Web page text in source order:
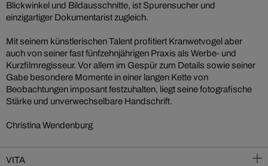
Blickwinkel und Bildausschnitte, ist Spurensucher und
einzigartiger Dokumentarist zugleich.
Mit seinem künstlerischen Talent profitiert Kranwetvogel aber
auch von seiner fast fünfzehnjährigen Praxis als Werbe- und
Kurzfilmregisseur. Vor allem im Gespür zum Details sowie seiner
Gabe besondere Momente in einer langen Kette von
Beobachtungen imposant festzuhalten, liegt seine fotografische
Stärke und unverwechselbare Handschrift.
Christina Wendenburg
VITA